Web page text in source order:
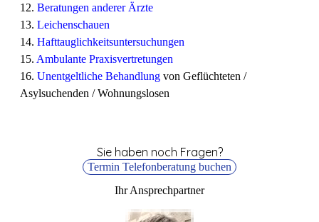
12. Beratungen anderer Ärzte
13. Leichenschauen
14. Hafttauglichkeitsuntersuchungen
15. Ambulante Praxisvertretungen
16. Unentgeltliche Behandlung von Geflüchteten /
Asylsuchenden / Wohnungslosen
Sie haben noch Fragen?
Termin Telefonberatung buchen
Ihr Ansprechpartner